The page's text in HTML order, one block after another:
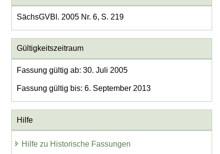
SächsGVBl. 2005 Nr. 6, S. 219
Gültigkeitszeitraum
Fassung gültig ab: 30. Juli 2005
Fassung gültig bis: 6. September 2013
Hilfe
Hilfe zu Historische Fassungen